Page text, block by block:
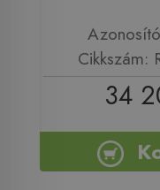
Cikkszám:
34